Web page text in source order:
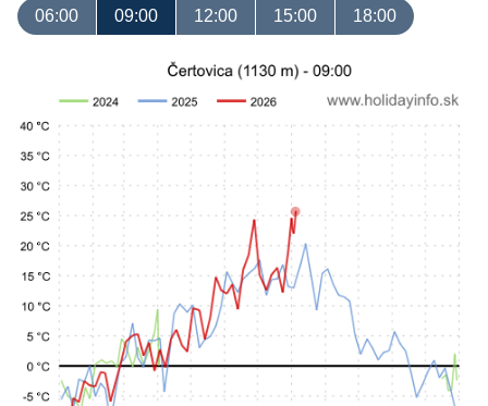
06:00 09:00 12:00 15:00 18:00